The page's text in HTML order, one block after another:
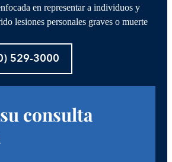
en representar a individuos y
lesiones personales graves o muerte
529-3000
consulta